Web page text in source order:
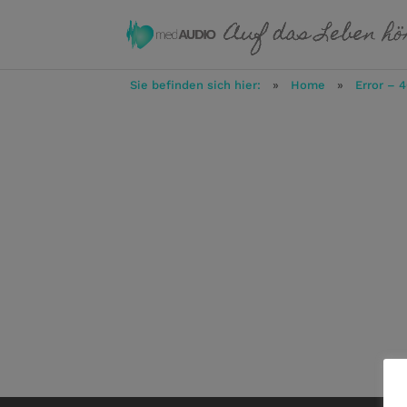
Sie befinden sich hier: » Home » Error –